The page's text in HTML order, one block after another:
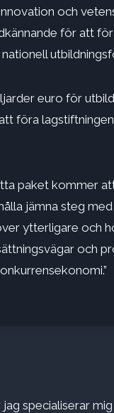
och
för att
euro för
föra
paket kommer
jämna steg
ytterligare och
och
specialiserar